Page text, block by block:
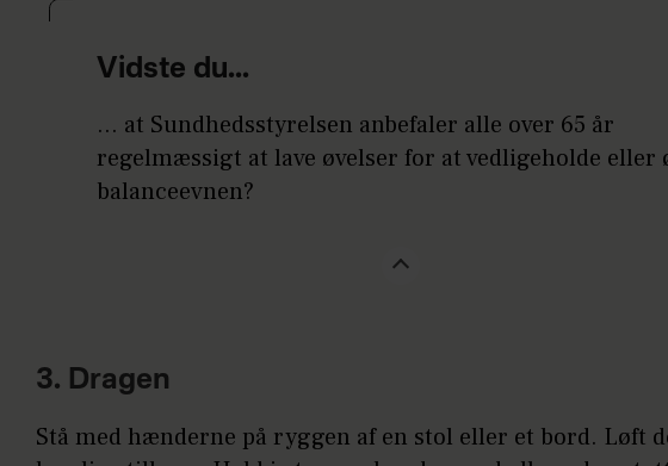
Vidste du...
... at Sundhedsstyrelsen anbefaler alle over 65 år
regelmæssigt at lave øvelser for at vedligeholde eller
balanceevnen?
3. Dragen
Stå med hænderne på ryggen af en stol eller et bord. Løft